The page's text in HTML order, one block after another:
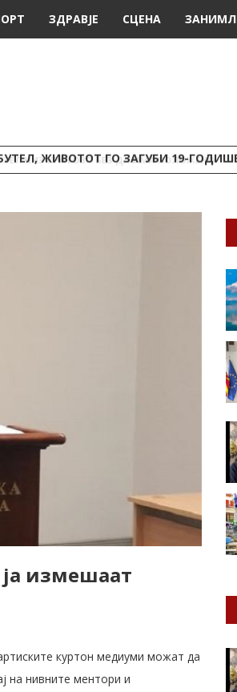
ЗДРАВЈЕ СЦЕНА
ЖИВОТОТ ГО ЗАГУБИ 19-
измешаат
куртон медиуми можат да
на нивните ментори и